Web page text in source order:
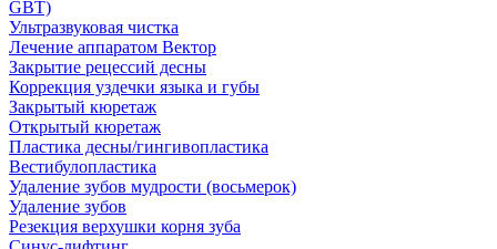
GBT)
Ультразвуковая чистка
Лечение аппаратом Вектор
Закрытие рецессий десны
Коррекция уздечки языка и губы
Закрытый кюретаж
Открытый кюретаж
Пластика десны/гингивопластика
Вестибулопластика
Удаление зубов мудрости (восьмерок)
Удаление зубов
Резекция верхушки корня зуба